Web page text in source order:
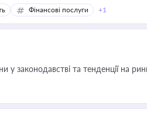
Фінансові послуги +1
у законодавстві та тенденції на